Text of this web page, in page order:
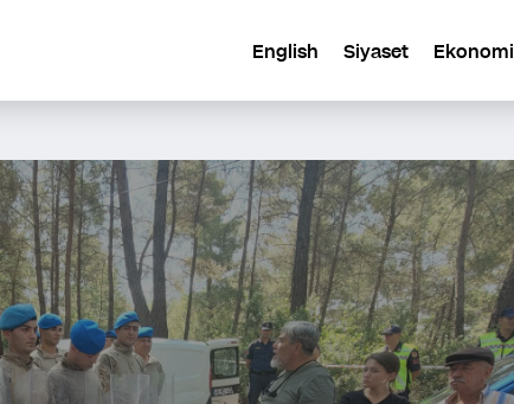
English Siyaset Ekonomi